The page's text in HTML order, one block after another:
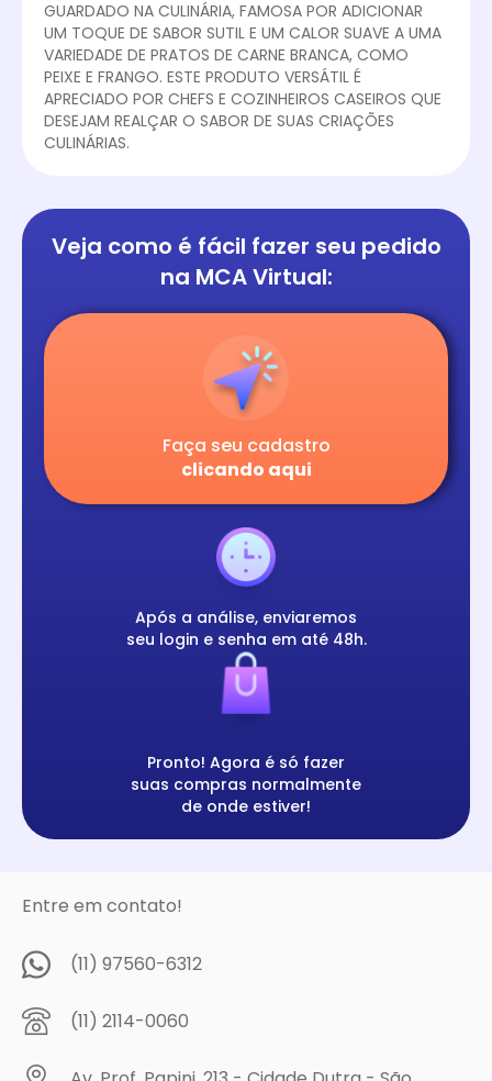
GUARDADO NA CULINÁRIA, FAMOSA POR ADICIONAR
UM TOQUE DE SABOR SUTIL E UM CALOR SUAVE A UMA
VARIEDADE DE PRATOS DE CARNE BRANCA, COMO
PEIXE E FRANGO. ESTE PRODUTO VERSÁTIL É
APRECIADO POR CHEFS E COZINHEIROS CASEIROS QUE
DESEJAM REALÇAR O SABOR DE SUAS CRIAÇÕES
CULINÁRIAS.
Veja como é fácil fazer seu pedido
na MCA Virtual:
Faça seu cadastro
clicando aqui
Após a análise, enviaremos
seu login e senha em até 48h.
Pronto! Agora é só fazer
suas compras normalmente
de onde estiver!
Entre em contato!
(11) 97560-6312
(11) 2114-0060